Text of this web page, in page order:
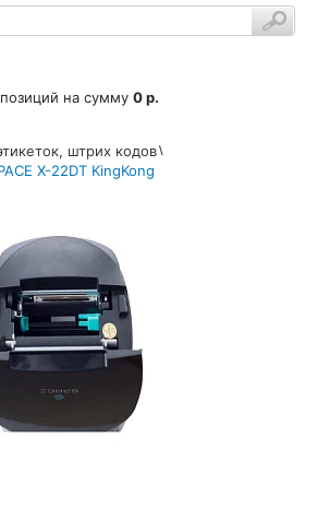
на сумму 0 р.
штрих кодов
X-22DT KingKong